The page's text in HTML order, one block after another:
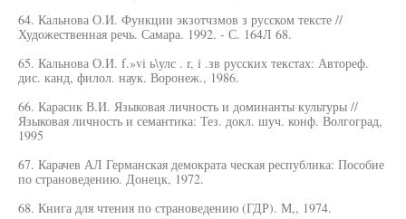
64. Кальнова О.И. Функции экзотчзмов з русском тексте //
Художественная речь. Самара. 1992. - С. 164Л 68.
65. Кальнова О.И. f.»vi ь\улс . r, i .зв русских текстах: Автореф.
дис. канд, филол. наук. Воронеж., 1986.
66. Карасик В.И. Языковая личность и доминанты культуры //
Языковая личность и семантика: Тез. докл. шуч. конф. Волгоград,
1995
67. Карачев АЛ Германская демократа ческая республика: Пособие
по страноведению. Донецк, 1972.
68. Книга для чтения по страноведению (ГДР). М,, 1974.